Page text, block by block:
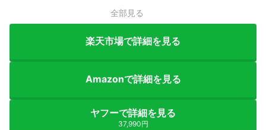
全部見る
楽天市場で詳細を見る
Amazonで詳細を見る
ヤフーで詳細を見る
37,990円